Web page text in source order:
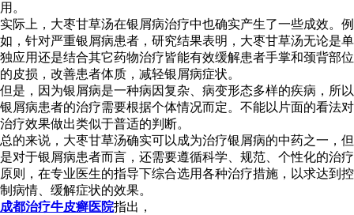
用。
实际上，大枣甘草汤在银屑病治疗中也确实产生了一些成效。例
如，针对严重银屑病患者，研究结果表明，大枣甘草汤无论是单
独应用还是结合其它药物治疗皆能有效缓解患者手掌和颈背部位
的皮损，改善患者体质，减轻银屑病症状。
但是，因为银屑病是一种病因复杂、病变形态多样的疾病，所以
银屑病患者的治疗需要根据个体情况而定。不能以片面的看法对
治疗效果做出类似于普适的判断。
总的来说，大枣甘草汤确实可以成为治疗银屑病的中药之一，但
是对于银屑病患者而言，还需要遵循科学、规范、个性化的治疗
原则，在专业医生的指导下综合选用各种治疗措施，以求达到控
制病情、缓解症状的效果。
成都治疗牛皮癣医院指出，